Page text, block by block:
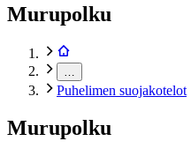
Murupolku
Puhelimen suojakotelot
Murupolku